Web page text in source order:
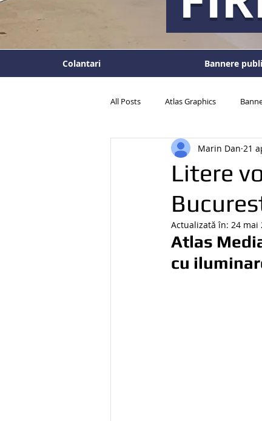
Colantari Bannere
All Posts Atlas Graphics
Panouri publicitare Tablouri
Litere
Marin Dan 21
Actualizată în: 24 mai
Atlas
cu